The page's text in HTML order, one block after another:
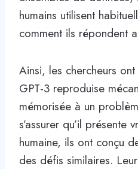
humains utilisent
comment ils répondent
Ainsi, les chercheurs
GPT-3 reproduise
mémorisée à un
s’assurer qu’il présente
humaine, ils ont conçu
des défis similaires.